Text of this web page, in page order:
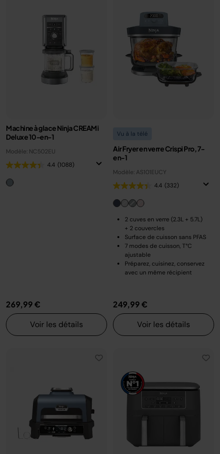
Machine à glace Ninja CREAMi
Deluxe 10-en-1
Modèle: NC502EU
4.4 (1088)
269,99 €
Voir les détails
Vu à la télé
Air Fryer en verre Crispi Pro, 7-
en-1
Modèle: AS101EUCY
4.4 (332)
2 cuves en verre (2.3L + 5.7L)
+ 2 couvercles
Surface de cuisson sans PFAS
7 modes de cuisson, T°C
ajustable
Préparez, cuisinez, conservez
avec un même récipient
249,99 €
Voir les détails